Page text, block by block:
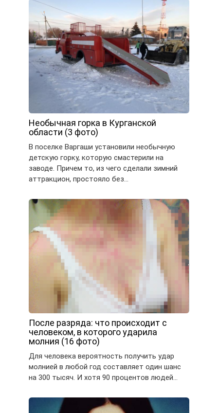
Необычная горка в Курганской
области (3 фото)
В поселке Варгаши установили необычную
детскую горку, которую смастерили на
заводе. Причем то, из чего сделали зимний
аттракцион, простояло без…
После разряда: что происходит с
человеком, в которого ударила
молния (16 фото)
Для человека вероятность получить удар
молнией в любой год составляет один шанс
на 300 тысяч. И хотя 90 процентов людей…